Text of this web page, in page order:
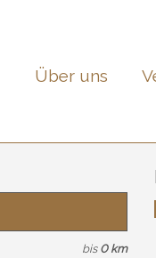
Über uns
bis 0 km